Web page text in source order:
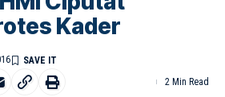
Kader
2 Min Read